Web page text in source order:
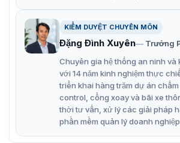
Ảnh thực tế padlock
Tính năng nổi bật của khóa
Pad lock
Khóa Pad lock nhỏ gọn mà lại được
KIỂM DUYỆT CHUYÊN MÔN
Đặng Đình Xuyên
Trưởng
Chuyên gia hệ thống an ninh và
với 14 năm kinh nghiệm thực
triển khai hàng trăm dự án
control, cổng xoay và bãi xe
thời tư vấn, xử lý các giải pháp
phần mềm quản lý doanh